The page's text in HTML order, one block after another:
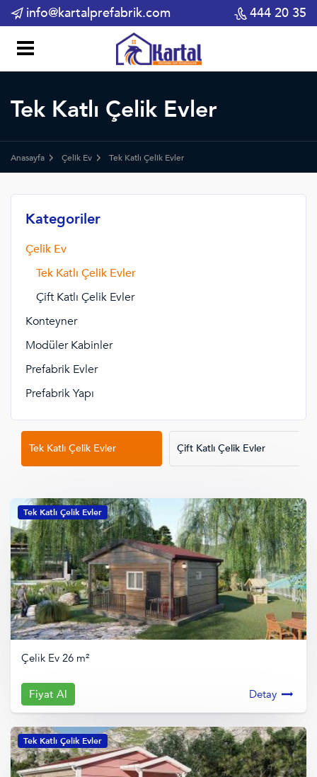
info@kartalprefabrik.com 444 20 35
Tek Katlı Çelik Evler
Anasayfa Çelik Ev Tek Katlı Çelik Evler
Kategoriler
Çelik Ev
Tek Katlı Çelik Evler
Çift Katlı Çelik Evler
Konteyner
Modüler Kabinler
Prefabrik Evler
Prefabrik Yapı
Tek Katlı Çelik Evler Çift Katlı Çelik Evler
Tek Katlı Çelik Evler
Çelik Ev 26 m²
Fiyat Al Detay
Tek Katlı Çelik Evler